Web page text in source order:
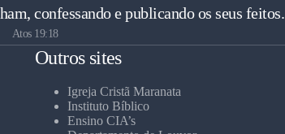
confessando e publicando os seus feitos.
Atos 19:18
Outros sites
Igreja Cristã Maranata
Instituto Bíblico
Ensino CIA’s